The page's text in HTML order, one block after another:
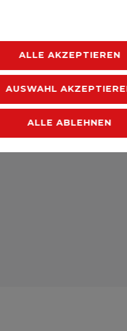
ALLE AKZEPTIEREN
AUSWAHL
ALLE ABLEHNEN